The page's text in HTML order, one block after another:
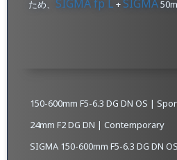
ため、 SIGMA fp L +SIGMA
150-600mm F5-6.3 DG DN OS |
24mm F2 DG DN | Contemporary
SIGMA 150-600mm F5-6.3 DG DN